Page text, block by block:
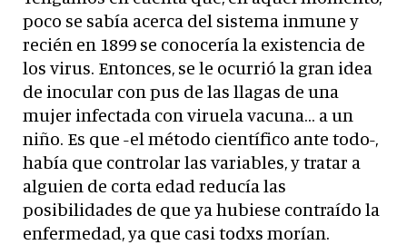
poco se sabía acerca del sistema inmune y
recién en 1899 se conocería la existencia de
los virus. Entonces, se le ocurrió la gran idea
de inocular con pus de las llagas de una
mujer infectada con viruela vacuna… a un
niño. Es que -el método científico ante todo-,
había que controlar las variables, y tratar a
alguien de corta edad reducía las
posibilidades de que ya hubiese contraído la
enfermedad, ya que casi todxs morían.